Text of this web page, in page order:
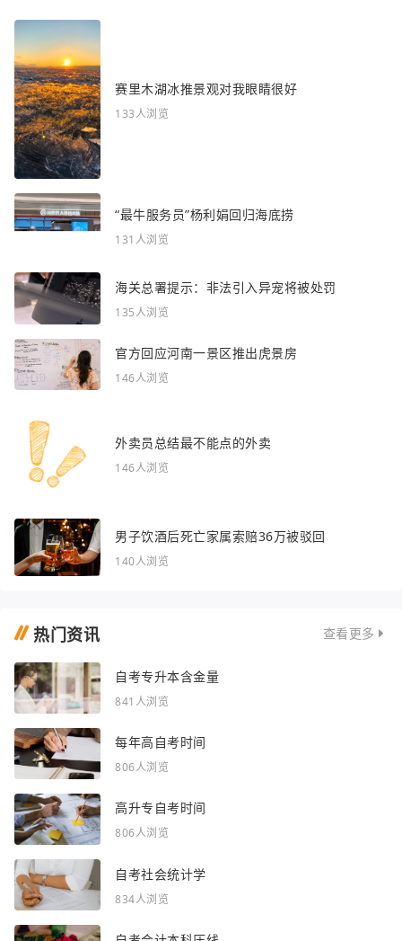
赛里木湖冰推景观对我眼睛很好
133人浏览
“最牛服务员”杨利娟回归海底捞
131人浏览
海关总署提示：非法引入异宠将被处罚
135人浏览
官方回应河南一景区推出虎景房
146人浏览
外卖员总结最不能点的外卖
146人浏览
男子饮酒后死亡家属索赔36万被驳回
140人浏览
热门资讯 查看更多
自考专升本含金量
841人浏览
每年高自考时间
806人浏览
高升专自考时间
806人浏览
自考社会统计学
834人浏览